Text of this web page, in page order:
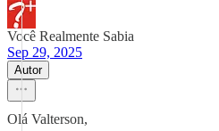
Você Realmente Sabia
Sep 29, 2025
Autor
Olá Valterson,